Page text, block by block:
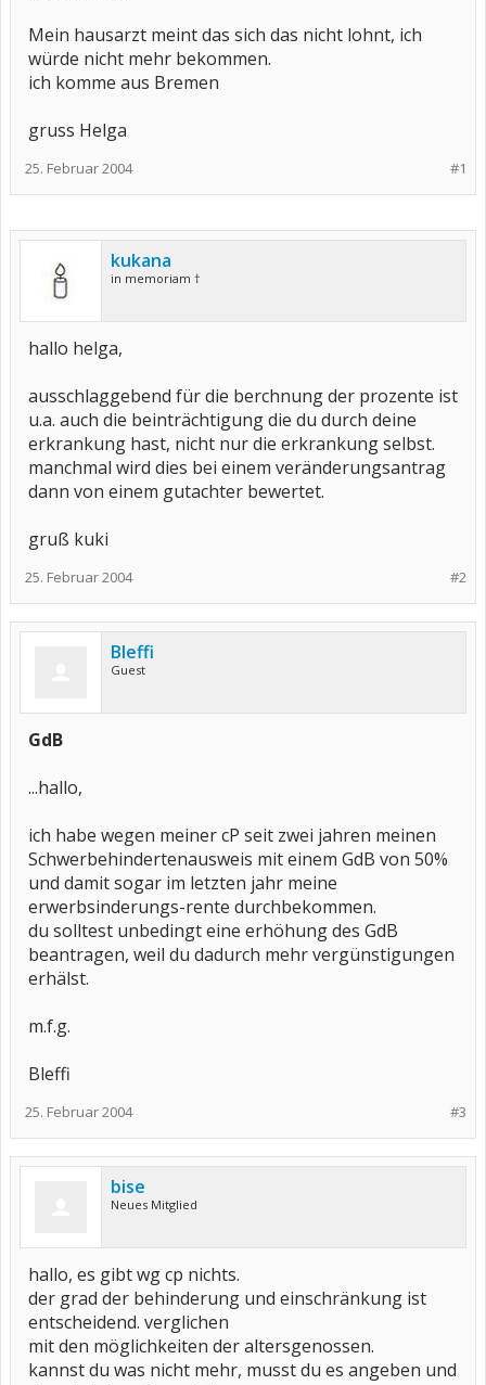
Mein hausarzt meint das sich das nicht lohnt, ich
würde nicht mehr bekommen.
ich komme aus Bremen
gruss Helga
#1
25. Februar 2004
kukana
in memoriam †
hallo helga,
ausschlaggebend für die berchnung der prozente ist
u.a. auch die beinträchtigung die du durch deine
erkrankung hast, nicht nur die erkrankung selbst.
manchmal wird dies bei einem veränderungsantrag
dann von einem gutachter bewertet.
gruß kuki
#2
25. Februar 2004
Bleffi
Guest
GdB
...hallo,
ich habe wegen meiner cP seit zwei jahren meinen
Schwerbehindertenausweis mit einem GdB von 50%
und damit sogar im letzten jahr meine
erwerbsinderungs-rente durchbekommen.
du solltest unbedingt eine erhöhung des GdB
beantragen, weil du dadurch mehr vergünstigungen
erhälst.
m.f.g.
Bleffi
#3
25. Februar 2004
bise
Neues Mitglied
hallo, es gibt wg cp nichts.
der grad der behinderung und einschränkung ist
entscheidend. verglichen
mit den möglichkeiten der altersgenossen.
kannst du was nicht mehr, musst du es angeben und